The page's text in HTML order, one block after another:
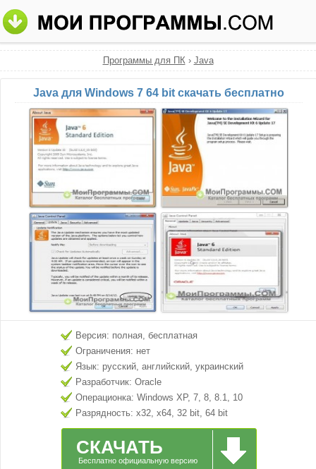
Программы для ПК› Java
Java для Windows 7 64 bit скачать бесплатно
Версия: полная, бесплатная
Ограничения: нет
Язык: русский, английский, украинский
Разработчик: Oracle
Операционка: Windows XP, 7, 8, 8.1, 10
Разрядность: x32, x64, 32 bit, 64 bit
СКАЧАТЬ
Бесплатно официальную версию